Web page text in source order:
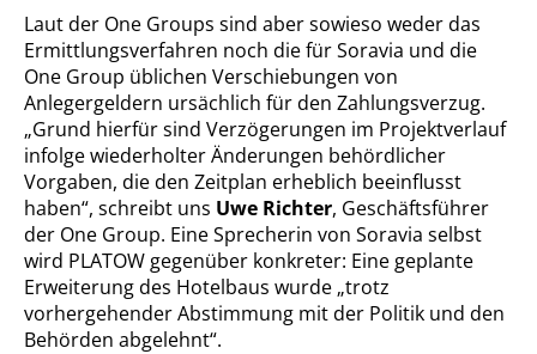
Laut der One Groups sind aber sowieso weder das
Ermittlungsverfahren noch die für Soravia und die
One Group üblichen Verschiebungen von
Anlegergeldern ursächlich für den Zahlungsverzug.
„Grund hierfür sind Verzögerungen im Projektverlauf
infolge wiederholter Änderungen behördlicher
Vorgaben, die den Zeitplan erheblich beeinflusst
haben“, schreibt uns Uwe Richter, Geschäftsführer
der One Group. Eine Sprecherin von Soravia selbst
wird PLATOW gegenüber konkreter: Eine geplante
Erweiterung des Hotelbaus wurde „trotz
vorhergehender Abstimmung mit der Politik und den
Behörden abgelehnt“.